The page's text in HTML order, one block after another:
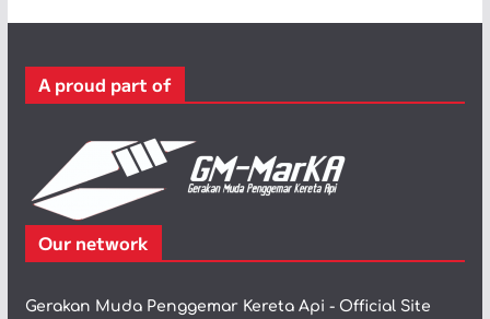
r
A proud part of
Our network
Gerakan Muda Penggemar Kereta Api - Official Site